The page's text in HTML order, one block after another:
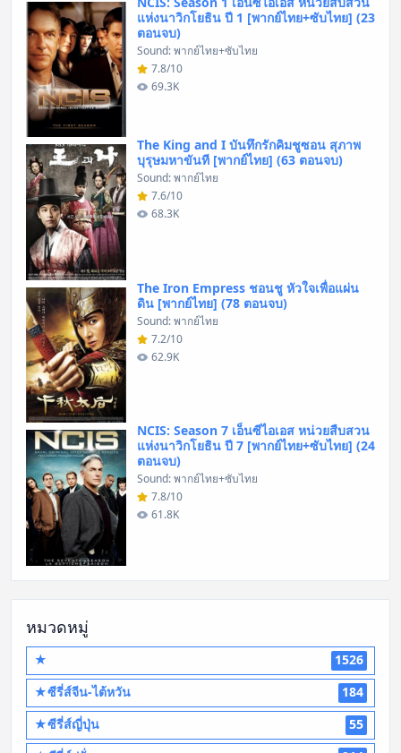
แห่งนาวิกโยธิน ปี 1 [พากย์ไทย+ซับไทย] (23
ตอนจบ)
Sound: พากย์ไทย+ซับไทย
7.8/10
69.3K
The King and I บันทึกรักคิมชูซอน สุภาพ
บุรุษมหาขันที [พากย์ไทย] (63 ตอนจบ)
Sound: พากย์ไทย
7.6/10
68.3K
The Iron Empress ชอนชู หัวใจเพื่อแผ่น
ดิน [พากย์ไทย] (78 ตอนจบ)
Sound: พากย์ไทย
7.2/10
62.9K
NCIS: Season 7 เอ็นซีไอเอส หน่วยสืบสวน
แห่งนาวิกโยธิน ปี 7 [พากย์ไทย+ซับไทย] (24
ตอนจบ)
Sound: พากย์ไทย+ซับไทย
7.8/10
61.8K
หมวดหมู่
★
1526
★ซีรี่ส์จีน-ไต้หวัน
184
★ซีรี่ส์ญี่ปุ่น
55